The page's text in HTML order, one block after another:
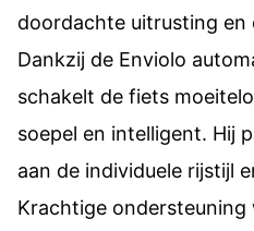
doordachte uitrusting
Dankzij de Enviolo
schakelt de fiets
soepel en intelligent. Hij
aan de individuele rijstijl
Krachtige